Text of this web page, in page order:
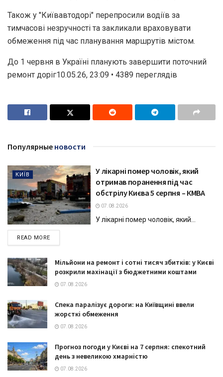
Також у "Київавтодорі" перепросили водіїв за
тимчасові незручності та закликали враховувати
обмеження під час планування маршрутів містом.
До 1 червня в Україні планують завершити поточний
ремонт доріг10.05.26, 23:09 • 4389 переглядiв
Популярные новости
КИЇВ
У лікарні помер чоловік, який
отримав поранення під час
обстрілу Києва 5 серпня – КМВА
07.08.2026
У лікарні помер чоловік, який...
READ MOREDETAILS
Мільйони на ремонт і сотні тисяч збитків: у Києві
розкрили махінації з бюджетними коштами
07.08.2026
Спека паралізує дороги: на Київщині ввели
жорсткі обмеження
07.08.2026
Прогноз погоди у Києві на 7 серпня: спекотний
день з невеликою хмарністю
07.08.2026